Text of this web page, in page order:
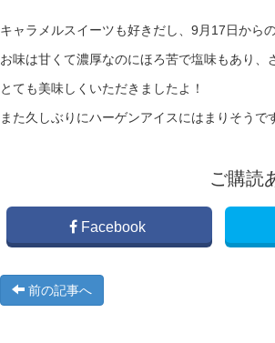
キャラメルスイーツも好きだし、9月17日から
お味は甘くて濃厚なのにほろ苦で塩味もあり
とても美味しくいただきましたよ！
また久しぶりにハーゲンアイスにはまりそうで
ご購読
Facebook
前の記事へ